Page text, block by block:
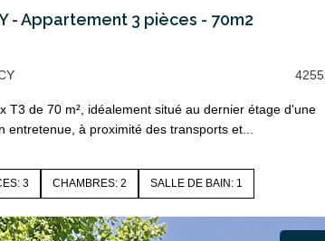
- Appartement 3 pièces - 70m2
4255
T3 de 70 m², idéalement situé au dernier étage d'une
entretenue, à proximité des transports et...
3 CHAMBRES: 2 SALLE DE BAIN: 1